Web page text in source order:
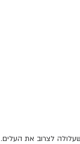
שעלולה לצרוב את העלים.